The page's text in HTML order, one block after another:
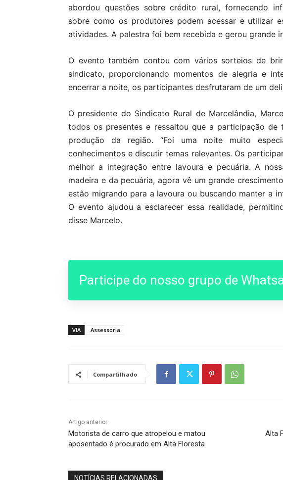
abordou questões sobre crédito rural, fornecendo
sobre como os produtores podem acessar e utilizar
atividades. A palestra foi bem recebida e gerou grande
O evento também contou com vários sorteios de
sindicato, proporcionando momentos de alegria e
encerrar a noite, os participantes desfrutaram de um
O presidente do Sindicato Rural de Marcelândia,
todos os presentes e ressaltou que a participação
produção da região. “Foi uma noite muito
conhecimentos e discutir temas relevantes. Os
melhor a integração entre lavoura e pecuária. A
madeira e da pecuária, agora vê um grande
estão migrando para a lavoura ou buscando manter a
O evento ajudou a esclarecer essa realidade,
disse Marcelo.
Participe do nosso grupo de
VIA Assessoria
Compartilhado
Artigo anterior
Motorista de carro que atropelou e matou
aposentado é procurado em Alta Floresta
Alta
NOTÍCIAS RELACIONADAS